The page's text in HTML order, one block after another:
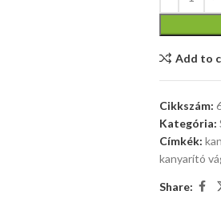
Add to
Cikkszám:
Kategória:
Címkék:
kanyarító
Share: